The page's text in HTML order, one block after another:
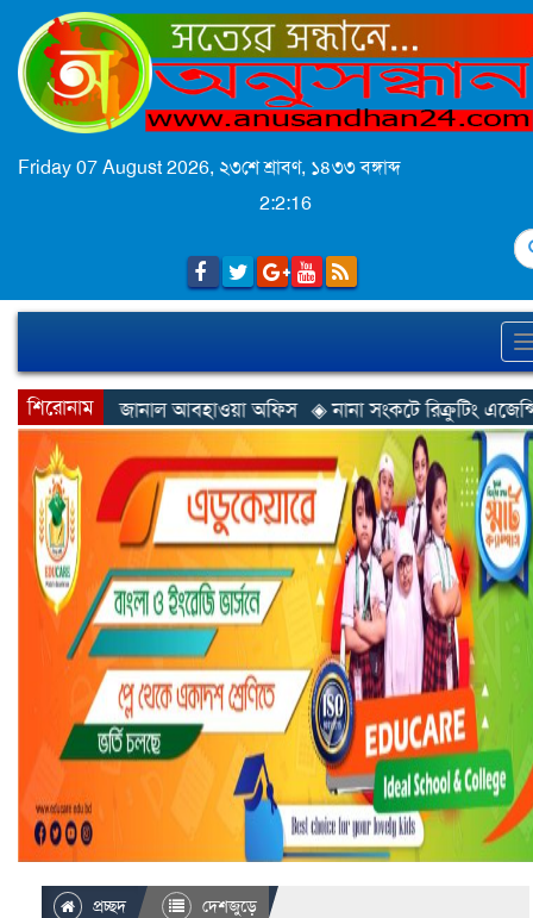
Friday 07 August 2026, ২৩শে শ্রাবণ, ১৪৩৩ বঙ্গাব্দ
2:2:19
শিরোনাম
অফিস ◈ নানা সংকটে রিক্রুটিং এজেন্সি, হুমকির মুখে শ্রম রপ্তানি ◈
প্রচ্ছদ
দেশজুড়ে